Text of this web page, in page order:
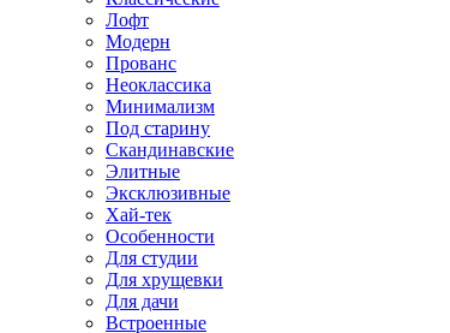
Лофт
Модерн
Прованс
Неоклассика
Минимализм
Под старину
Скандинавские
Элитные
Эксклюзивные
Хай-тек
Особенности
Для студии
Для хрущевки
Для дачи
Встроенные